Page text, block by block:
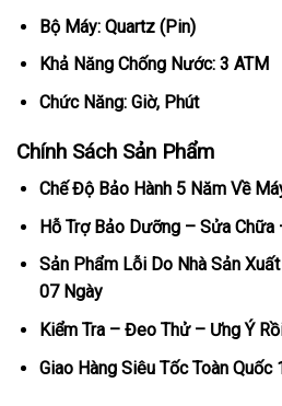
Bộ Máy: Quartz (Pin)
Khả Năng Chống Nước: 3 ATM
Chức Năng: Giờ, Phút
Chính Sách Sản Phẩm
Chế Độ Bảo Hành 5 Năm Về
Hỗ Trợ Bảo Dưỡng – Sửa Chữa
Sản Phẩm Lỗi Do Nhà Sản
07 Ngày
Kiểm Tra – Đeo Thử – Ưng Ý
Giao Hàng Siêu Tốc Toàn Quốc